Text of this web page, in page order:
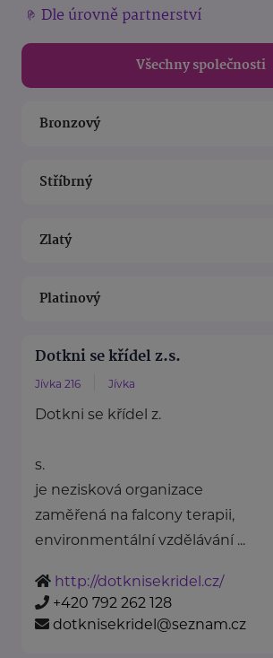
Dle úrovně partnerství
Všechny společnosti
Bronzový
Stříbrný
Zlatý
Platinový
Dotkni se křídel z.s.
Jívka 216 Jívka
Dotkni se křídel z.
s.
je nezisková organizace
zaměřená na falcony terapii,
environmentální vzdělávání ...
http://dotknisekridel.cz/
+420 792 262 128
dotknisekridel@seznam.cz